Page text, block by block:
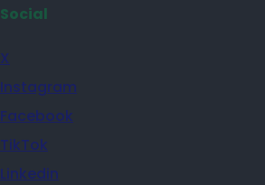
Social
X
Instagram
Facebook
TikTok
Linkedin